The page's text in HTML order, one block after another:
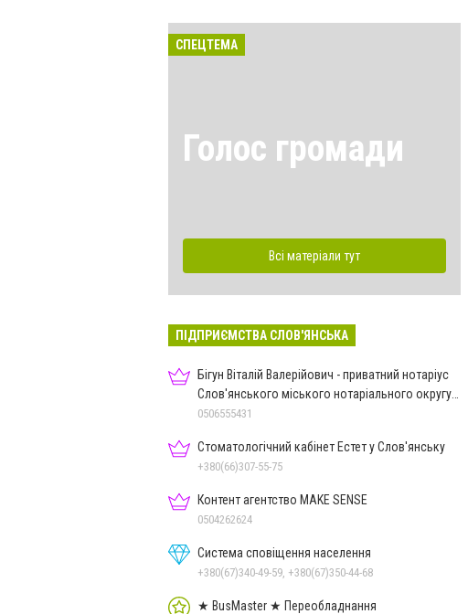
СПЕЦТЕМА
Голос громади
Всі матеріали тут
ПІДПРИЄМСТВА СЛОВ'ЯНСЬКА
Бігун Віталій Валерійович - приватний нотаріус
Слов'янського міського нотаріального округу
Дон.обл.
0506555431
Стоматологічний кабінет Естет у Слов'янську
+380(66)307-55-75
Контент агентство MAKE SENSE
0504262624
Система сповіщення населення
+380(67)340-49-59, +380(67)350-44-68
★ BusMaster ★ Переобладнання